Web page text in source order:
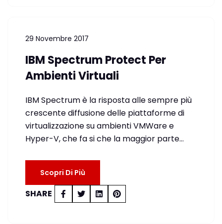
29 Novembre 2017
IBM Spectrum Protect Per
Ambienti Virtuali
IBM Spectrum è la risposta alle sempre più
crescente diffusione delle piattaforme di
virtualizzazione su ambienti VMWare e
Hyper-V, che fa si che la maggior parte…
Scopri Di Più
SHARE